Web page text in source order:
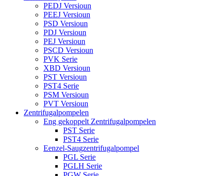
PEDJ Versioun
PEEJ Versioun
PSD Versioun
PDJ Versioun
PEJ Versioun
PSCD Versioun
PVK Serie
XBD Versioun
PST Versioun
PST4 Serie
PSM Versioun
PVT Versioun
Zentrifugalpompelen
Eng gekoppelt Zentrifugalpompelen
PST Serie
PST4 Serie
Eenzel-Saugzentrifugalpompel
PGL Serie
PGLH Serie